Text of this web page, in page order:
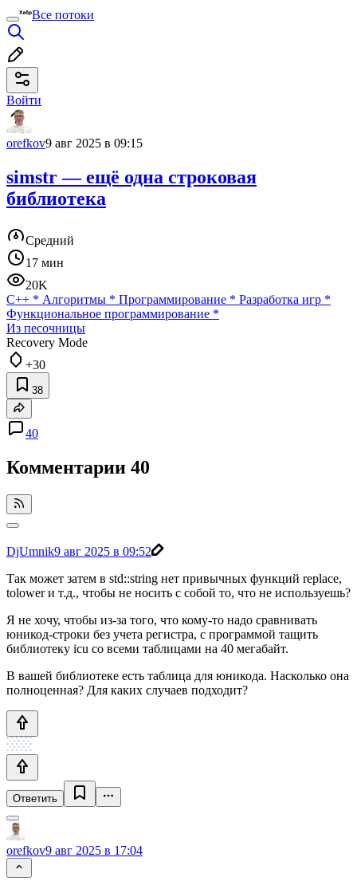
Все потоки
Войти
orefkov9 авг 2025 в 09:15
simstr — ещё одна строковая
библиотека
Средний
17 мин
20K
C++ * Алгоритмы * Программирование * Разработка игр *
Функциональное программирование *
Из песочницы
Recovery Mode
+30
38
40
Комментарии 40
DjUmnik9 авг 2025 в 09:52
Так может затем в std::string нет привычных функций replace,
tolower и т.д., чтобы не носить с собой то, что не используешь?
Я не хочу, чтобы из-за того, что кому-то надо сравнивать
юникод-строки без учета регистра, с программой тащить
библиотеку icu со всеми таблицами на 40 мегабайт.
В вашей библиотеке есть таблица для юникода. Насколько она
полноценная? Для каких случаев подходит?
Ответить
orefkov9 авг 2025 в 17:04